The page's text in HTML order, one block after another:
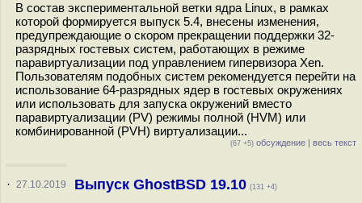
В состав экспериментальной ветки ядра Linux, в рамках
которой формируется выпуск 5.4, внесены изменения,
предупреждающие о скором прекращении поддержки 32-
разрядных гостевых систем, работающих в режиме
паравиртуализации под управлением гипервизора Xen.
Пользователям подобных систем рекомендуется перейти на
использование 64-разрядных ядер в гостевых окружениях
или использовать для запуска окружений вместо
паравиртуализации (PV) режимы полной (HVM) или
комбинированной (PVH) виртуализации...
(67 +5) обсуждение | весь текст
· 27.10.2019 Выпуск GhostBSD 19.10 (131 +4)